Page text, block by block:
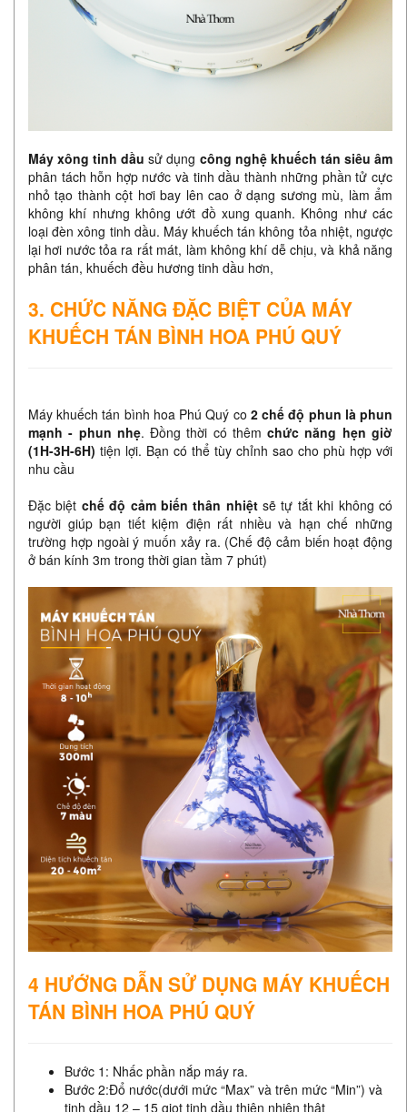
Máy xông tinh dầu sử dụng công nghệ khuếch tán siêu âm
phân tách hỗn hợp nước và tinh dầu thành những phần tử cực
nhỏ tạo thành cột hơi bay lên cao ở dạng sương mù, làm ẩm
không khí nhưng không ướt đồ xung quanh. Không như các
loại đèn xông tinh dầu. Máy khuếch tán không tỏa nhiệt, ngược
lại hơi nước tỏa ra rất mát, làm không khí dễ chịu, và khả năng
phân tán, khuếch đều hương tinh dầu hơn,
3. CHỨC NĂNG ĐẶC BIỆT CỦA MÁY
KHUẾCH TÁN BÌNH HOA PHÚ QUÝ
Máy khuếch tán bình hoa Phú Quý co 2 chế độ phun là phun
mạnh - phun nhẹ. Đồng thời có thêmchức năng hẹn giờ
(1H-3H-6H) tiện lợi. Bạn có thể tùy chỉnh sao cho phù hợp với
nhu cầu
Đặc biệt chế độ cảm biến thân nhiệtsẽ tự tắt khi không có
người giúp bạn tiết kiệm điện rất nhiều và hạn chế những
trường hợp ngoài ý muốn xảy ra. (Chế độ cảm biến hoạt động
ở bán kính 3m trong thời gian tầm 7 phút)
4 HƯỚNG DẪN SỬ DỤNG MÁY KHUẾCH
TÁN BÌNH HOA PHÚ QUÝ
Bước 1: Nhấc phần nắp máy ra.
Bước 2:Đổ nước(dưới mức “Max” và trên mức “Min”) và
tinh dầu 12 – 15 giọt tinh dầu thiên nhiên thật